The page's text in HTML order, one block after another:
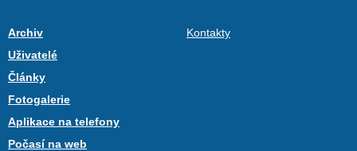
Archiv
Uživatelé
Články
Fotogalerie
Aplikace na telefony
Počasí na web
Kontakty